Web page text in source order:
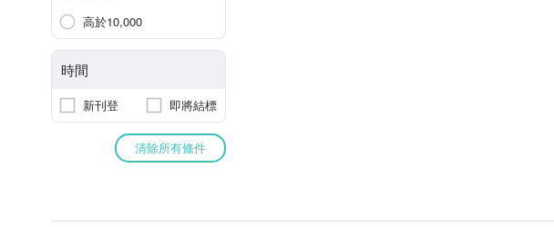
高於10,000
時間
新刊登 即將結標
清除所有條件